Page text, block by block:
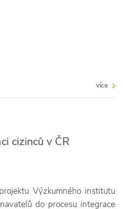
více
cizinců v ČR
Výzkumného institutu
do procesu integrace